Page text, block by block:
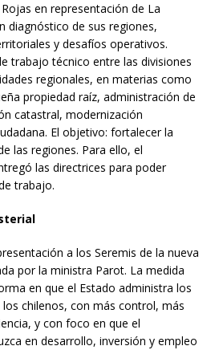
en representación de La
diagnóstico de sus regiones,
y desafíos operativos.
trabajo técnico entre las divisiones
regionales, en materias como
propiedad raíz, administración de
catastral, modernización
El objetivo: fortalecer la
las regiones. Para ello, el
las directrices para poder
trabajo.
a los Seremis de la nueva
por la ministra Parot. La medida
en que el Estado administra los
chilenos, con más control, más
y con foco en que el
en desarrollo, inversión y empleo